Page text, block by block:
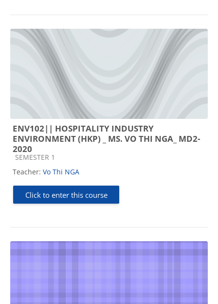
ENV102|| HOSPITALITY INDUSTRY
ENVIRONMENT (HKP) _ MS. VO THI NGA_ MD2-
2020
Course category
SEMESTER 1
Teacher: Vo Thi NGA
Click to enter this course